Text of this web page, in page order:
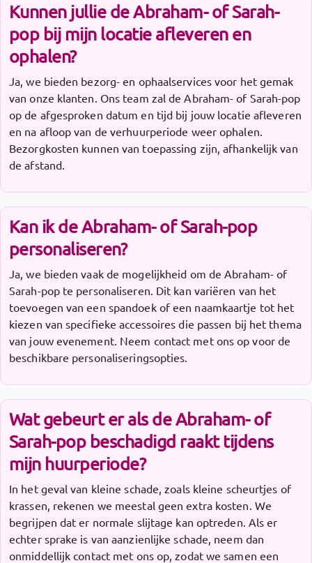
Kunnen jullie de Abraham- of Sarah-
pop bij mijn locatie afleveren en
ophalen?
Ja, we bieden bezorg- en ophaalservices voor het gemak
van onze klanten. Ons team zal de Abraham- of Sarah-pop
op de afgesproken datum en tijd bij jouw locatie afleveren
en na afloop van de verhuurperiode weer ophalen.
Bezorgkosten kunnen van toepassing zijn, afhankelijk van
de afstand.
Kan ik de Abraham- of Sarah-pop
personaliseren?
Ja, we bieden vaak de mogelijkheid om de Abraham- of
Sarah-pop te personaliseren. Dit kan variëren van het
toevoegen van een spandoek of een naamkaartje tot het
kiezen van specifieke accessoires die passen bij het thema
van jouw evenement. Neem contact met ons op voor de
beschikbare personaliseringsopties.
Wat gebeurt er als de Abraham- of
Sarah-pop beschadigd raakt tijdens
mijn huurperiode?
In het geval van kleine schade, zoals kleine scheurtjes of
krassen, rekenen we meestal geen extra kosten. We
begrijpen dat er normale slijtage kan optreden. Als er
echter sprake is van aanzienlijke schade, neem dan
onmiddellijk contact met ons op, zodat we samen een